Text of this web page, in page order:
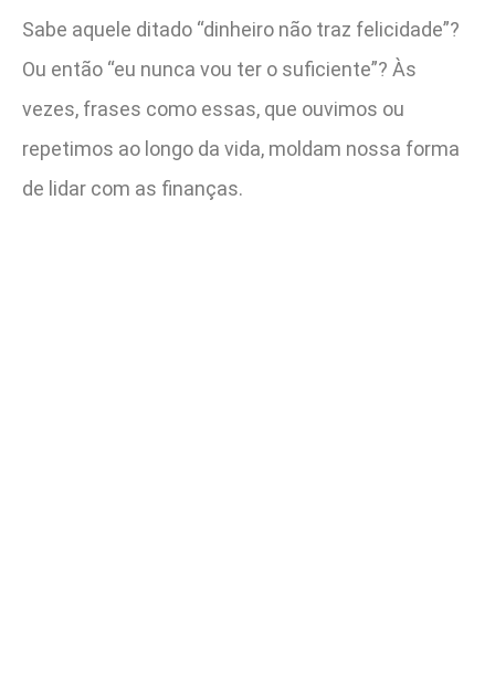
Sabe aquele ditado “dinheiro não traz felicidade”?
Ou então “eu nunca vou ter o suficiente”? Às
vezes, frases como essas, que ouvimos ou
repetimos ao longo da vida, moldam nossa forma
de lidar com as finanças.